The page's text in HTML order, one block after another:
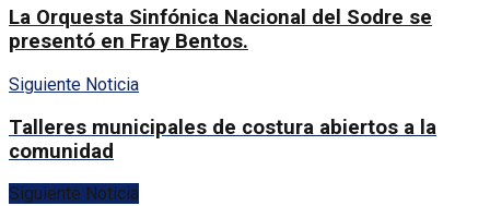
La Orquesta Sinfónica Nacional del Sodre se
presentó en Fray Bentos.
Siguiente Noticia
Talleres municipales de costura abiertos a la
comunidad
Siguiente Noticia